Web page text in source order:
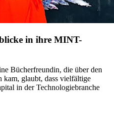
in ihre MINT-
Bücherfreundin, die über den
kam, glaubt, dass vielfältige
in der Technologiebranche